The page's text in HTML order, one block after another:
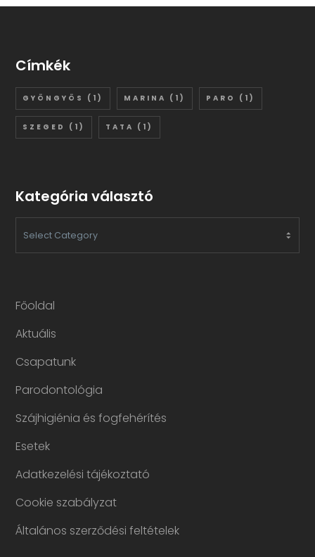
Címkék
GYÖNGYÖS (1) MARINA (1) PARO (1)
SZEGED (1) TATA (1)
Kategória választó
KATEGÓRIA
Főoldal
Aktuális
Csapatunk
Parodontológia
Szájhigiénia és fogfehérítés
Esetek
Adatkezelési tájékoztató
Cookie szabályzat
Általános szerződési feltételek